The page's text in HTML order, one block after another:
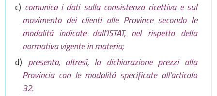
c) comunica i dati sulla consistenza ricettiva e sul
movimento dei clienti alle Province secondo le
modalità indicate dall'ISTAT, nel rispetto della
normativa vigente in materia;
d) presenta, altresì, la dichiarazione prezzi alla
Provincia con le modalità specificate all'articolo
32.